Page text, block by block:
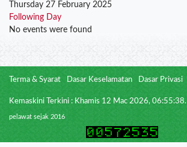
Thursday 27 February 2025
Following Day
No events were found
Terma & Syarat Dasar Keselamatan Dasar Privasi
Kemaskini Terkini : Khamis 12 Mac 2026, 06:55:38.
pelawat sejak 2016